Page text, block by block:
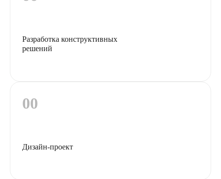
Разработка конструктивных
решений
Дизайн-проект